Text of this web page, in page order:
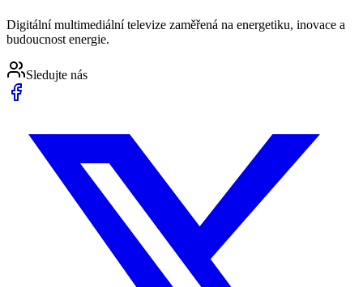
Digitální multimediální televize zaměřená na energetiku, inovace a
budoucnost energie.
Sledujte nás